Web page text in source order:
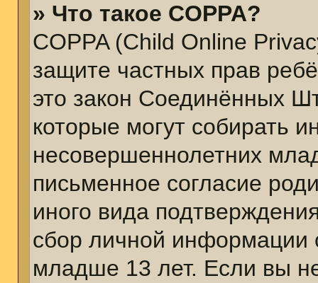
» Что такое COPPA?
COPPA (Child Online
защите частных прав
это закон Соединённых
которые могут собирать
несовершеннолетних
письменное согласие
иного вида
сбор личной информации
младше 13 лет. Если вы